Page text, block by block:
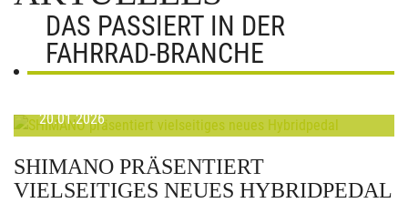
DAS PASSIERT IN DER
FAHRRAD-BRANCHE
20.01.2026
SHIMANO PRÄSENTIERT
VIELSEITIGES NEUES HYBRIDPEDAL